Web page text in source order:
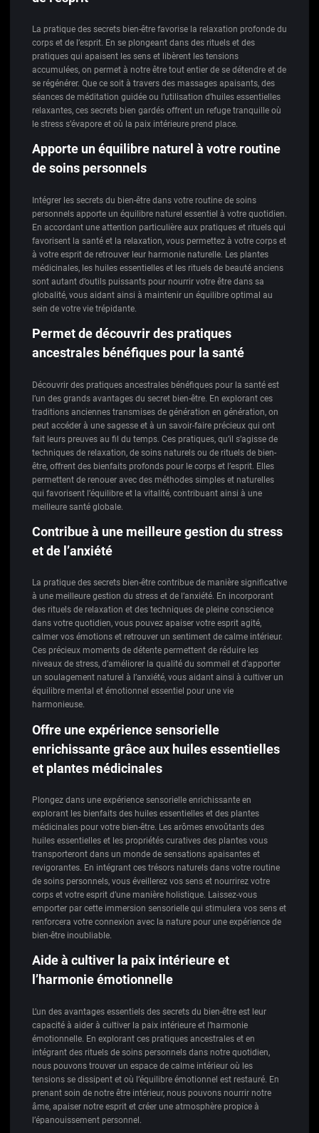
La pratique des secrets bien-être favorise la relaxation profonde du
corps et de l’esprit. En se plongeant dans des rituels et des
pratiques qui apaisent les sens et libèrent les tensions
accumulées, on permet à notre être tout entier de se détendre et de
se régénérer. Que ce soit à travers des massages apaisants, des
séances de méditation guidée ou l’utilisation d’huiles essentielles
relaxantes, ces secrets bien gardés offrent un refuge tranquille où
le stress s’évapore et où la paix intérieure prend place.
Apporte un équilibre naturel à votre routine
de soins personnels
Intégrer les secrets du bien-être dans votre routine de soins
personnels apporte un équilibre naturel essentiel à votre quotidien.
En accordant une attention particulière aux pratiques et rituels qui
favorisent la santé et la relaxation, vous permettez à votre corps et
à votre esprit de retrouver leur harmonie naturelle. Les plantes
médicinales, les huiles essentielles et les rituels de beauté anciens
sont autant d’outils puissants pour nourrir votre être dans sa
globalité, vous aidant ainsi à maintenir un équilibre optimal au
sein de votre vie trépidante.
Permet de découvrir des pratiques
ancestrales bénéfiques pour la santé
Découvrir des pratiques ancestrales bénéfiques pour la santé est
l’un des grands avantages du secret bien-être. En explorant ces
traditions anciennes transmises de génération en génération, on
peut accéder à une sagesse et à un savoir-faire précieux qui ont
fait leurs preuves au fil du temps. Ces pratiques, qu’il s’agisse de
techniques de relaxation, de soins naturels ou de rituels de bien-
être, offrent des bienfaits profonds pour le corps et l’esprit. Elles
permettent de renouer avec des méthodes simples et naturelles
qui favorisent l’équilibre et la vitalité, contribuant ainsi à une
meilleure santé globale.
Contribue à une meilleure gestion du stress
et de l’anxiété
La pratique des secrets bien-être contribue de manière significative
à une meilleure gestion du stress et de l’anxiété. En incorporant
des rituels de relaxation et des techniques de pleine conscience
dans votre quotidien, vous pouvez apaiser votre esprit agité,
calmer vos émotions et retrouver un sentiment de calme intérieur.
Ces précieux moments de détente permettent de réduire les
niveaux de stress, d’améliorer la qualité du sommeil et d’apporter
un soulagement naturel à l’anxiété, vous aidant ainsi à cultiver un
équilibre mental et émotionnel essentiel pour une vie
harmonieuse.
Offre une expérience sensorielle
enrichissante grâce aux huiles essentielles
et plantes médicinales
Plongez dans une expérience sensorielle enrichissante en
explorant les bienfaits des huiles essentielles et des plantes
médicinales pour votre bien-être. Les arômes envoûtants des
huiles essentielles et les propriétés curatives des plantes vous
transporteront dans un monde de sensations apaisantes et
revigorantes. En intégrant ces trésors naturels dans votre routine
de soins personnels, vous éveillerez vos sens et nourrirez votre
corps et votre esprit d’une manière holistique. Laissez-vous
emporter par cette immersion sensorielle qui stimulera vos sens et
renforcera votre connexion avec la nature pour une expérience de
bien-être inoubliable.
Aide à cultiver la paix intérieure et
l’harmonie émotionnelle
L’un des avantages essentiels des secrets du bien-être est leur
capacité à aider à cultiver la paix intérieure et l’harmonie
émotionnelle. En explorant ces pratiques ancestrales et en
intégrant des rituels de soins personnels dans notre quotidien,
nous pouvons trouver un espace de calme intérieur où les
tensions se dissipent et où l’équilibre émotionnel est restauré. En
prenant soin de notre être intérieur, nous pouvons nourrir notre
âme, apaiser notre esprit et créer une atmosphère propice à
l’épanouissement personnel.